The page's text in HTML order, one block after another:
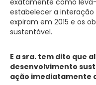
estabelecer a
expiram em 2015 e os
sustentável.
E a sra. tem dito que
desenvolvimento
ação imediatamente